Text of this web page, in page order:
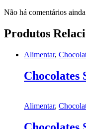
Não há comentários
Produtos
Alimentar,
Chocolates
Alimentar,